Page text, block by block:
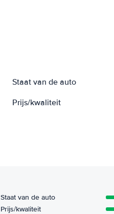
Staat van de auto
Prijs/kwaliteit
Staat van de auto
Prijs/kwaliteit